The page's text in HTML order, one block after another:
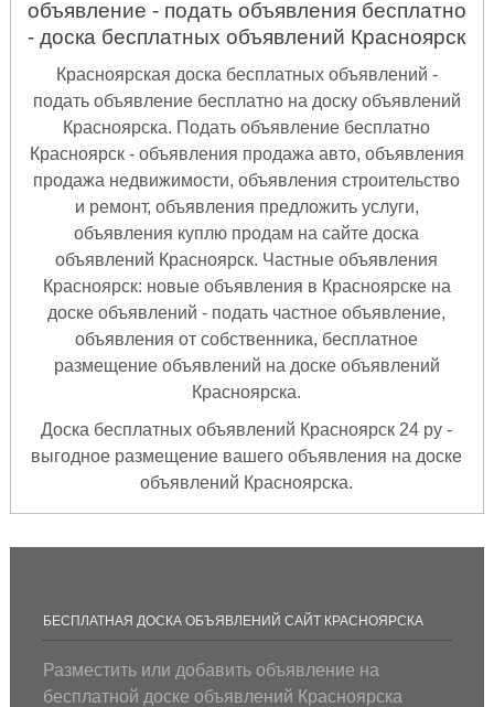
объявление - подать объявления бесплатно
- доска бесплатных объявлений Красноярск
Красноярская доска бесплатных объявлений -
подать объявление бесплатно на доску объявлений
Красноярска. Подать объявление бесплатно
Красноярск- объявления продажа авто, объявления
продажа недвижимости, объявления строительство
и ремонт, объявления предложить услуги,
объявления куплю продам на сайте доска
объявлений Красноярск. Частные объявления
Красноярск: новые объявления в Красноярске на
доске объявлений - подать частное объявление,
объявления от собственника, бесплатное
размещение объявлений на доске объявлений
Красноярска.
Доска бесплатных объявлений Красноярск 24 ру -
выгодное размещение вашего объявления на доске
объявлений Красноярска.
БЕСПЛАТНАЯ ДОСКА ОБЪЯВЛЕНИЙ САЙТ КРАСНОЯРСКА
Разместить или добавить объявление на
бесплатной доске объявлений Красноярска